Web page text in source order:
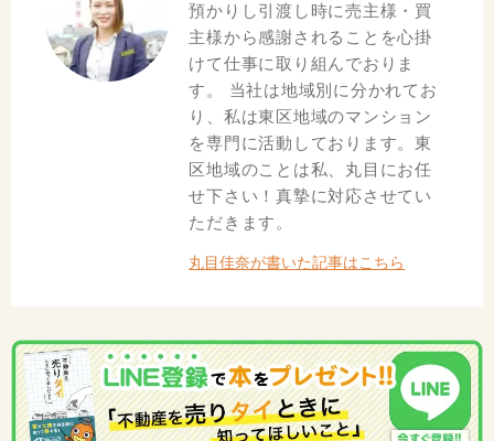
預かりし引渡し時に売主様・買
主様から感謝されることを心掛
けて仕事に取り組んでおりま
す。 当社は地域別に分かれてお
り、私は東区地域のマンション
を専門に活動しております。東
区地域のことは私、丸目にお任
せ下さい！真摯に対応させてい
ただきます。
丸目佳奈が書いた記事はこちら